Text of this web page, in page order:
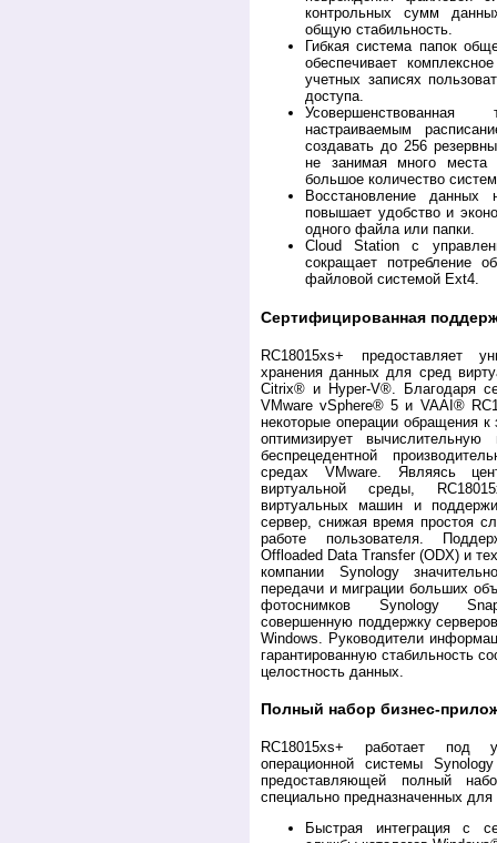
контрольных сумм
общую стабильность.
Гибкая система папок
обеспечивает
учетных записях
доступа.
настраиваемым
создавать до 256
не занимая много
большое количество
Восстановление
повышает удобство и
одного файла или папки.
Cloud Station с
сокращает потребление
файловой системой Ext4.
Сертифицированная
RC18015xs+ предоставляет
хранения данных для сред
Citrix® и Hyper-V®. Благодаря
VMware vSphere® 5 и VAAI®
некоторые операции обращения
оптимизирует
беспрецедентной
средах VMware. Являясь
виртуальной среды,
виртуальных машин и
сервер, снижая время простоя
работе пользователя.
Offloaded Data Transfer (ODX) и
компании Synology
передачи и миграции больших
фотоснимков Synology
совершенную поддержку
Windows. Руководители
гарантированную стабильность
целостность данных.
Полный набор бизнес-
RC18015xs+ работает под
операционной системы
предоставляющей полный
специально предназначенных
Быстрая интеграция с